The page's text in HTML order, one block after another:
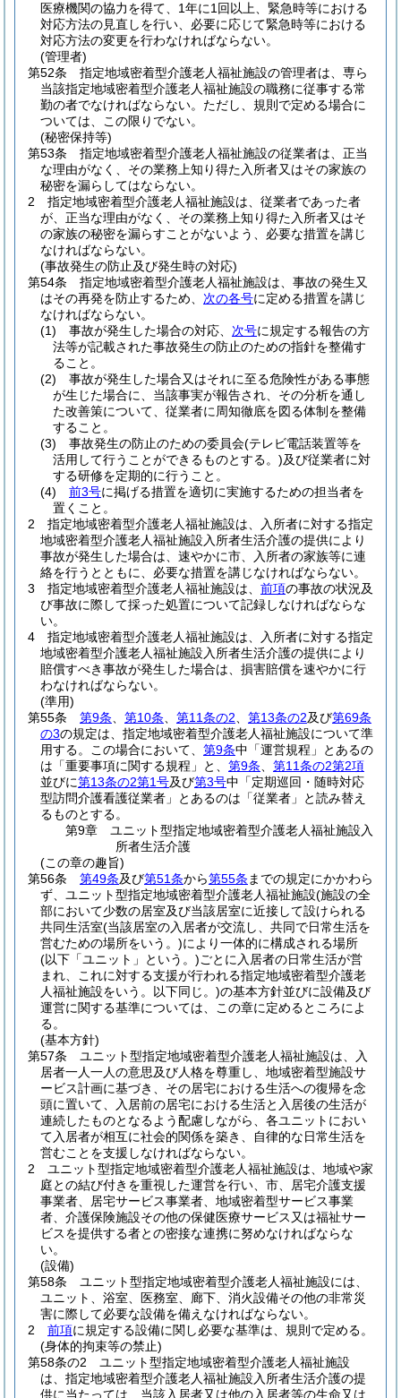
医療機関の協力を得て、1年に1回以上、緊急時等における
対応方法の見直しを行い、必要に応じて緊急時等における
対応方法の変更を行わなければならない。
(管理者)
第52条
指定地域密着型介護老人福祉施設の管理者は、専ら
当該指定地域密着型介護老人福祉施設の職務に従事する常
勤の者でなければならない。 ただし、規則で定める場合に
ついては、この限りでない。
(秘密保持等)
第53条
指定地域密着型介護老人福祉施設の従業者は、正当
な理由がなく、その業務上知り得た入所者又はその家族の
秘密を漏らしてはならない。
2
指定地域密着型介護老人福祉施設は、従業者であった者
が、正当な理由がなく、その業務上知り得た入所者又はそ
の家族の秘密を漏らすことがないよう、必要な措置を講じ
なければならない。
(事故発生の防止及び発生時の対応)
第54条
指定地域密着型介護老人福祉施設は、事故の発生又
はその再発を防止するため、 次の各号に定める措置を講じ
なければならない。
(1)
事故が発生した場合の対応、 次号に規定する報告の方
法等が記載された事故発生の防止のための指針を整備す
ること。
(2)
事故が発生した場合又はそれに至る危険性がある事態
が生じた場合に、当該事実が報告され、その分析を通し
た改善策について、従業者に周知徹底を図る体制を整備
すること。
(3)
事故発生の防止のための委員会(テレビ電話装置等を
活用して行うことができるものとする。)及び従業者に対
する研修を定期的に行うこと。
(4)
前3号に掲げる措置を適切に実施するための担当者を
置くこと。
2
指定地域密着型介護老人福祉施設は、入所者に対する指定
地域密着型介護老人福祉施設入所者生活介護の提供により
事故が発生した場合は、速やかに市、入所者の家族等に連
絡を行うとともに、必要な措置を講じなければならない。
3
指定地域密着型介護老人福祉施設は、 前項の事故の状況及
び事故に際して採った処置について記録しなければならな
い。
4
指定地域密着型介護老人福祉施設は、入所者に対する指定
地域密着型介護老人福祉施設入所者生活介護の提供により
賠償すべき事故が発生した場合は、損害賠償を速やかに行
わなければならない。
(準用)
第55条
第9条 第10条 第11条の2 第13条の2及び第69条
の3の規定は、指定地域密着型介護老人福祉施設について準
用する。
この場合において、 第9条中「運営規程」とあるの
は「重要事項に関する規程」と、 第9条
第11条の2第2項
並びに第13条の2第1号及び第3号中「定期巡回・随時対応
型訪問介護看護従業者」とあるのは「従業者」と読み替え
るものとする。
第9章
ユニット型指定地域密着型介護老人福祉施設入
所者生活介護
(この章の趣旨)
第56条
第49条及び第51条から第55条 までの規定にかかわら
ず、ユニット型指定地域密着型介護老人福祉施設(施設の全
部において少数の居室及び当該居室に近接して設けられる
共同生活室(当該居室の入居者が交流し、共同で日常生活を
営むための場所をいう。)により一体的に構成される場所
(以下「ユニット」という。)ごとに入居者の日常生活が営
まれ、これに対する支援が行われる指定地域密着型介護老
人福祉施設をいう。以下同じ。)の基本方針並びに設備及び
運営に関する基準については、この章に定めるところによ
る。
(基本方針)
第57条
ユニット型指定地域密着型介護老人福祉施設は、入
居者一人一人の意思及び人格を尊重し、地域密着型施設サ
ービス計画に基づき、その居宅における生活への復帰を念
頭に置いて、入居前の居宅における生活と入居後の生活が
連続したものとなるよう配慮しながら、各ユニットにおい
て入居者が相互に社会的関係を築き、自律的な日常生活を
営むことを支援しなければならない。
2
ユニット型指定地域密着型介護老人福祉施設は、地域や家
庭との結び付きを重視した運営を行い、市、居宅介護支援
事業者、居宅サービス事業者、地域密着型サービス事業
者、介護保険施設その他の保健医療サービス又は福祉サー
ビスを提供する者との密接な連携に努めなければならな
い。
(設備)
第58条
ユニット型指定地域密着型介護老人福祉施設には、
ユニット、浴室、医務室、廊下、消火設備その他の非常災
害に際して必要な設備を備えなければならない。
2
前項に規定する設備に関し必要な基準は、規則で定める。
(身体的拘束等の禁止)
第58条の2
ユニット型指定地域密着型介護老人福祉施設
は、指定地域密着型介護老人福祉施設入所者生活介護の提
供に当たっては、当該入居者又は他の入居者等の生命又は